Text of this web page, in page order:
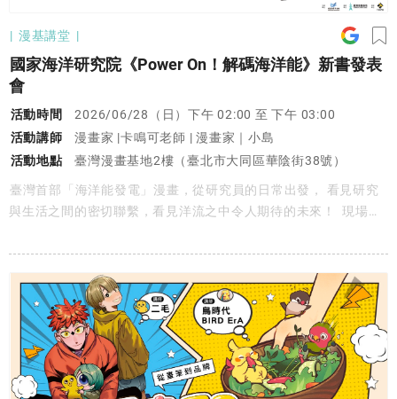
漫基講堂
國家海洋研究院《Power On！解碼海洋能》新書發表
會
活動時間
2026/06/28（日）下午 02:00 至 下午 03:00
活動講師
漫畫家 |卡鳴可老師 | 漫畫家｜小島
活動地點
臺灣漫畫基地2樓（臺北市大同區華陰街38號）
臺灣首部「海洋能發電」漫畫，從研究員的日常出發， 看見研究
與生活之間的密切聯繫，看見洋流之中令人期待的未來！ 現場除
家親自分享繪製過程中的甘苦與幕後故事， 限量漫畫家老師親簽
漫畫將於現場抽獎贈送幸運讀者✨